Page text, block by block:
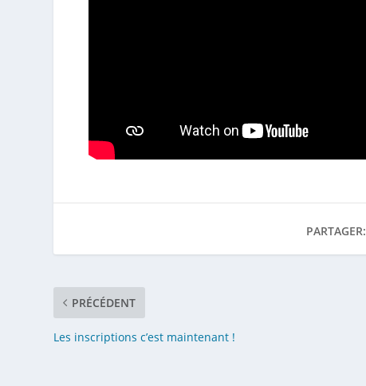
PARTAGER:
PRÉCÉDENT
Les inscriptions c’est maintenant !